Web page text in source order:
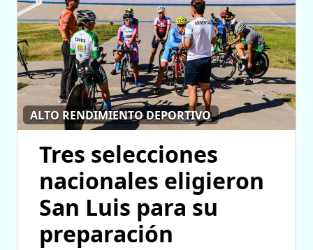
ALTO RENDIMIENTO DEPORTIVO
Tres selecciones
nacionales eligieron
San Luis para su
preparación